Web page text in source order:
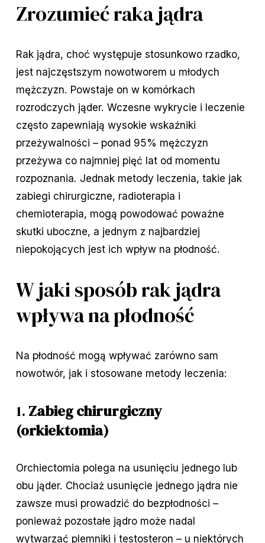
Zrozumieć raka jądra
Rak jądra, choć występuje stosunkowo rzadko,
jest najczęstszym nowotworem u młodych
mężczyzn. Powstaje on w komórkach
rozrodczych jąder. Wczesne wykrycie i leczenie
często zapewniają wysokie wskaźniki
przeżywalności – ponad 95% mężczyzn
przeżywa co najmniej pięć lat od momentu
rozpoznania. Jednak metody leczenia, takie jak
zabiegi chirurgiczne, radioterapia i
chemioterapia, mogą powodować poważne
skutki uboczne, a jednym z najbardziej
niepokojących jest ich wpływ na płodność.
W jaki sposób rak jądra
wpływa na płodność
Na płodność mogą wpływać zarówno sam
nowotwór, jak i stosowane metody leczenia:
1. Zabieg chirurgiczny
(orkiektomia)
Orchiectomia polega na usunięciu jednego lub
obu jąder. Chociaż usunięcie jednego jądra nie
zawsze musi prowadzić do bezpłodności –
ponieważ pozostałe jądro może nadal
wytwarzać plemniki i testosteron – u niektórych